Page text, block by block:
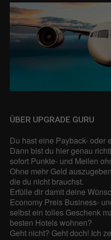
ÜBER UPGRADE GURU
Du hast eine Payback- oder
Dann bist du hier genau
sofort Punkte- und Meilen
Ohne mehr Geld
die du nicht brauchst.
Erfülle dir damit deine
Economy Preis Business-
selbst ein tolles Geschenk
besten Hotels wohnen?
Geht nicht? Geht doch! Ich